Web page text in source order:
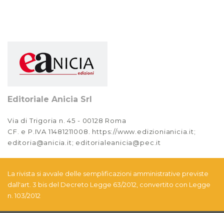
2021
Anno XIII, Numero 1
2021
Anno XII, Numero 4
2020
Editoriale Anicia Srl
Via di Trigoria n. 45 - 00128 Roma
CF. e P.IVA 11481211008. https://www.edizionianicia.it;
editoria@anicia.it; editorialeanicia@pec.it
La rivista si avvale delle semplificazioni amministrative previste
dall'art. 3 bis del Decreto Legge 63/2012, convertito con Legge
n. 103/2012